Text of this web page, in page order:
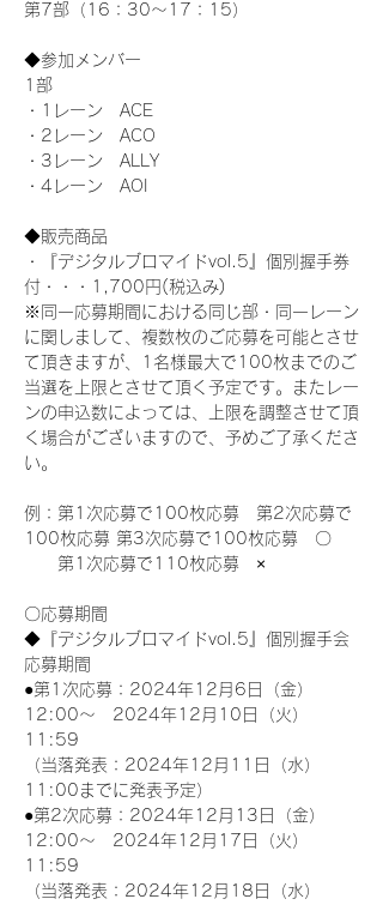
第7部（16：30～17：15）
◆参加メンバー
1部
・1レーン　ACE
・2レーン　ACO
・3レーン　ALLY
・4レーン　AOI
◆販売商品
・『デジタルブロマイドvol.5』個別握手券
付・・・1,700円(税込み)
※同一応募期間における同じ部・同一レーン
に関しまして、複数枚のご応募を可能とさせ
て頂きますが、1名様最大で100枚までのご
当選を上限とさせて頂く予定です。またレー
ンの申込数によっては、上限を調整させて頂
く場合がございますので、予めご了承くださ
い。
例：第1次応募で100枚応募　第2次応募で
100枚応募 第3次応募で100枚応募　〇
第1次応募で110枚応募　×
〇応募期間
◆『デジタルブロマイドvol.5』個別握手会
応募期間
●第1次応募：2024年12月6日（金）
12:00～　2024年12月10日（火）
11:59
（当落発表：2024年12月11日（水）
11:00までに発表予定）
●第2次応募：2024年12月13日（金）
12:00～　2024年12月17日（火）
11:59
（当落発表：2024年12月18日（水）